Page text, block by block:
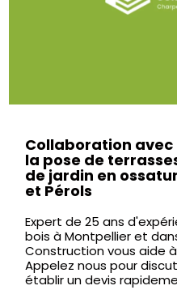
Collaboration
la pose de
de jardin en
et Pérols
Expert de 25 ans
bois à Montpellier et
Construction vous aide
Appelez nous pour
établir un devis